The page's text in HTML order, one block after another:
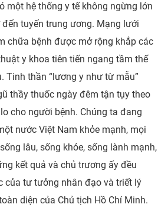
một hệ thống y tế không ngừng lớn
tuyến trung ương. Mạng lưới
chữa bệnh được mở rộng khắp các
y khoa tiên tiến ngang tầm thế
Tinh thần “lương y như từ mẫu”
thầy thuốc ngày đêm tận tụy theo
cho người bệnh. Chúng ta đang
nước Việt Nam khỏe mạnh, mọi
lâu, sống khỏe, sống lành mạnh,
kết quả và chủ trương ấy đều
của tư tưởng nhân đạo và triết lý
diện của Chủ tịch Hồ Chí Minh.